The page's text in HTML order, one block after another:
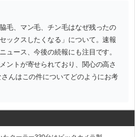
毛、マン毛、チン毛はなぜ残ったの
クスしたくなる」について。速報
ュース、今後の続報にも注目です。
ントが寄せられており、関心の高さ
んはこの件についてどのようにお考